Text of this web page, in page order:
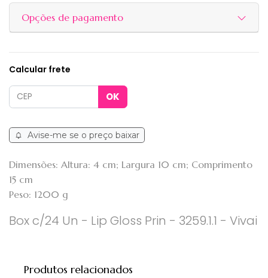
Opções de pagamento
Calcular frete
Avise-me se o preço baixar
Dimensões: Altura: 4 cm; Largura 10 cm; Comprimento
15 cm
Peso: 1200 g
Box c/24 Un - Lip Gloss Prin - 3259.1.1 - Vivai
Produtos relacionados